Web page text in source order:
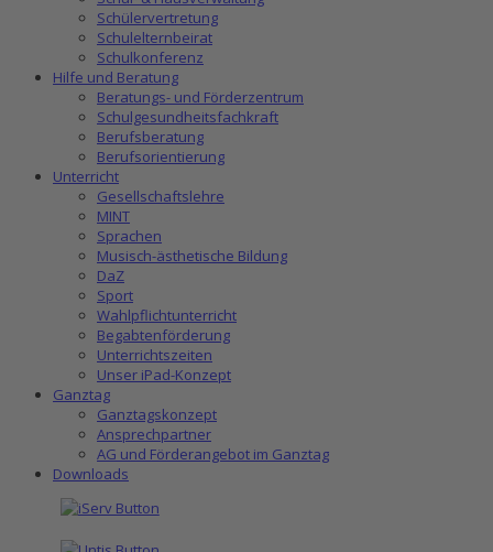
Schülervertretung
Schulelternbeirat
Schulkonferenz
Hilfe und Beratung
Beratungs- und Förderzentrum
Schulgesundheitsfachkraft
Berufsberatung
Berufsorientierung
Unterricht
Gesellschaftslehre
MINT
Sprachen
Musisch-ästhetische Bildung
DaZ
Sport
Wahlpflichtunterricht
Begabtenförderung
Unterrichtszeiten
Unser iPad-Konzept
Ganztag
Ganztagskonzept
Ansprechpartner
AG und Förderangebot im Ganztag
Downloads